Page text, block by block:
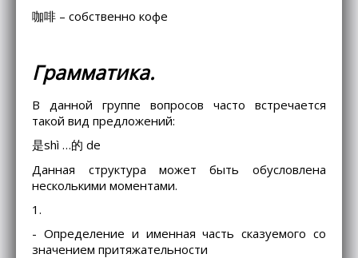
咖啡 – собственно кофе
Грамматика.
В данной группе вопросов часто встречается
такой вид предложений:
是shì …的 de
Данная структура может быть обусловлена
несколькими моментами.
1.
- Определение и именная часть сказуемого со
значением притяжательности